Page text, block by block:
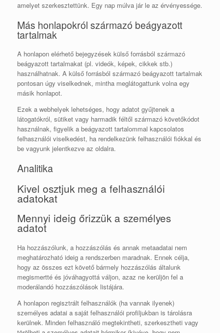
amelyet szerkesztettünk. Egy nap múlva jár le az érvényessége.
Más honlapokról származó beágyazott
tartalmak
A honlapon elérhető bejegyzések külső forrásból származó
beágyazott tartalmakat (pl. videók, képek, cikkek stb.)
használhatnak. A külső forrásból származó beágyazott tartalmak
pontosan úgy viselkednek, mintha meglátogattunk volna egy
másik honlapot.
Ezek a webhelyek lehetséges, hogy adatot gyűjtenek a
látogatókról, sütiket vagy harmadik féltől származó követőkódot
használnak, figyelik a beágyazott tartalommal kapcsolatos
felhasználói viselkedést, ha rendelkezünk felhasználói fiókkal és
be vagyunk jelentkezve az oldalra.
Analitika
Kivel osztjuk meg a felhasználói
adatokat
Mennyi ideig őrizzük a személyes
adatot
Ha hozzászólunk, a hozzászólás és annak metaadatai nem
meghatározható ideig a rendszerben maradnak. Ennek célja,
hogy az összes ezt követő bármely hozzászólás általunk
megismertté és jóváhagyottá váljon, azaz ne kerüljön fel a
moderálandó hozzászólások listájára.
A honlapon regisztrált felhasználók (ha vannak ilyenek)
személyes adatai a saját felhasználói profiljukban is tárolásra
kerülnek. Minden felhasználó megtekintheti, szerkesztheti vagy